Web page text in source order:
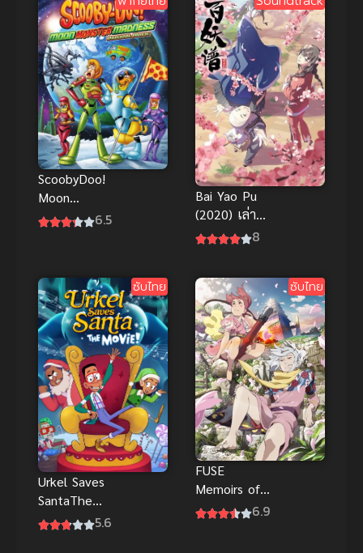
คืนชีพบัญญัติ
10 ประการ
ScoobyDoo!
Moon
Monster
พากย์ไทย
6.5
Bai Yao Pu
(2020) เล่า
ขานตำนาน8
ซับไทย
Urkel Saves
SantaThe
Movie ซับไทย
5.6
ซับไทย
FUSE
Memoirs of a
Hunter Girl6.9